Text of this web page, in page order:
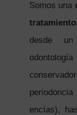
Somos una
desde un
encías),